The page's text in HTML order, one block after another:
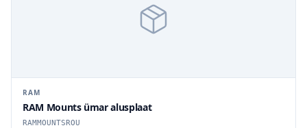
RAM
RAM Mounts ümar alusplaat
RAMMOUNTSROU